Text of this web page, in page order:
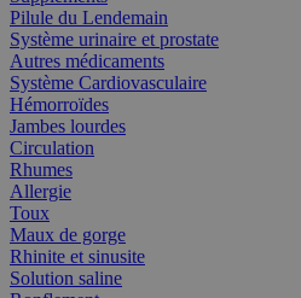
Pilule du Lendemain
Système urinaire et prostate
Autres médicaments
Système Cardiovasculaire
Hémorroïdes
Jambes lourdes
Circulation
Rhumes
Allergie
Toux
Maux de gorge
Rhinite et sinusite
Solution saline